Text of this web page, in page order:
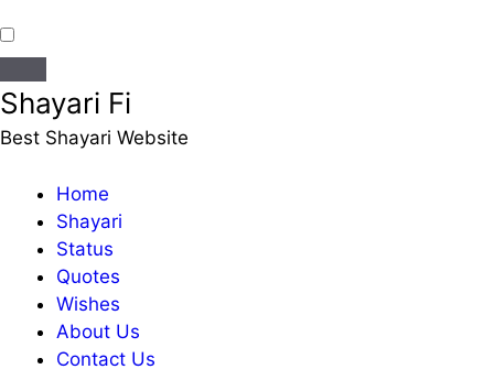
Shayari Fi
Best Shayari Website
Home
Shayari
Status
Quotes
Wishes
About Us
Contact Us